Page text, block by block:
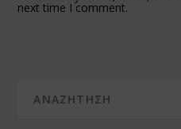
next time I comment.